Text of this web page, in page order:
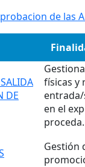
de las
DE
físicas y
en el
proceda.
Gestión